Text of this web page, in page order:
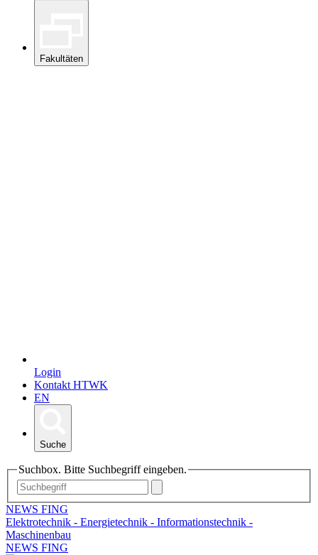
Fakultäten
Login
Kontakt HTWK
EN
Suche
Suchbox. Bitte Suchbegriff eingeben.
NEWS FING
Elektrotechnik - Energietechnik - Informationstechnik -
Maschinenbau
NEWS FING